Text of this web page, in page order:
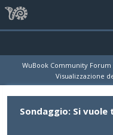
WuBook Community Forum
Visualizzazione
Sondaggio: Si